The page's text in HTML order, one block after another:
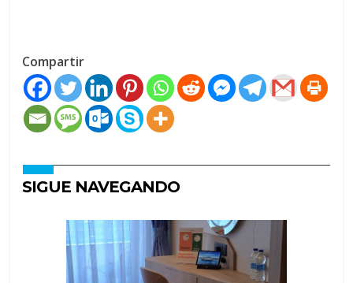
Compartir
SIGUE NAVEGANDO